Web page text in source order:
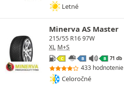
Letné
Minerva AS Master
215/55 R16 97W
XL M+S
C B B 71 db
433 hodnotenie
Celoročné